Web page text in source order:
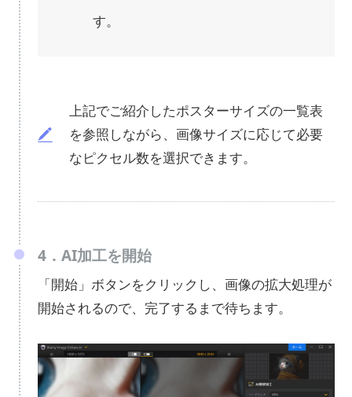
す。
上記でご紹介したポスターサイズの一覧表
を参照しながら、画像サイズに応じて必要
なピクセル数を選択できます。
4．AI加工を開始
「開始」ボタンをクリックし、画像の拡大処理が
開始されるので、完了するまで待ちます。